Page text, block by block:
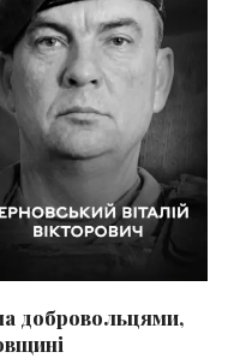
добровольцями,